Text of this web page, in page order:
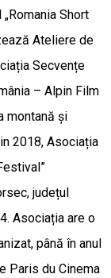
Short
Ateliere de
Secvențe
– Alpin Film
montană și
2018, Asociația
județul
Asociația are o
până în anul
Paris du Cinema